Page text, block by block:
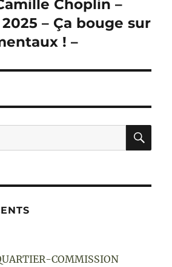
Choplin –
– Ça bouge sur
! –
COMMISSION